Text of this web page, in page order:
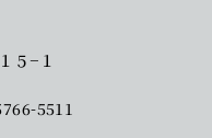
５−１
5511